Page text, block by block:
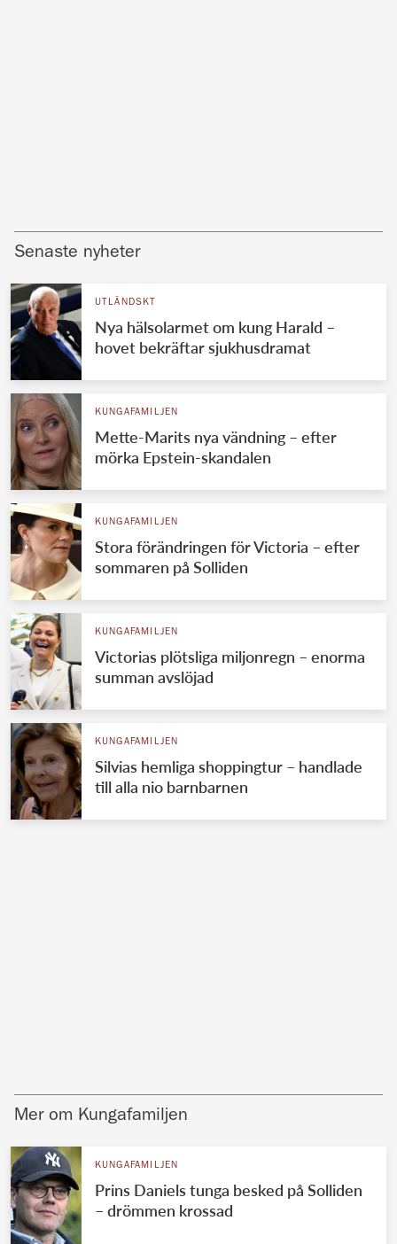
Senaste nyheter
UTLÄNDSKT
Nya hälsolarmet om kung Harald –
hovet bekräftar sjukhusdramat
KUNGAFAMILJEN
Mette-Marits nya vändning – efter
mörka Epstein-skandalen
KUNGAFAMILJEN
Stora förändringen för Victoria – efter
sommaren på Solliden
KUNGAFAMILJEN
Victorias plötsliga miljonregn – enorma
summan avslöjad
KUNGAFAMILJEN
Silvias hemliga shoppingtur – handlade
till alla nio barnbarnen
Mer om Kungafamiljen
KUNGAFAMILJEN
Prins Daniels tunga besked på Solliden
– drömmen krossad